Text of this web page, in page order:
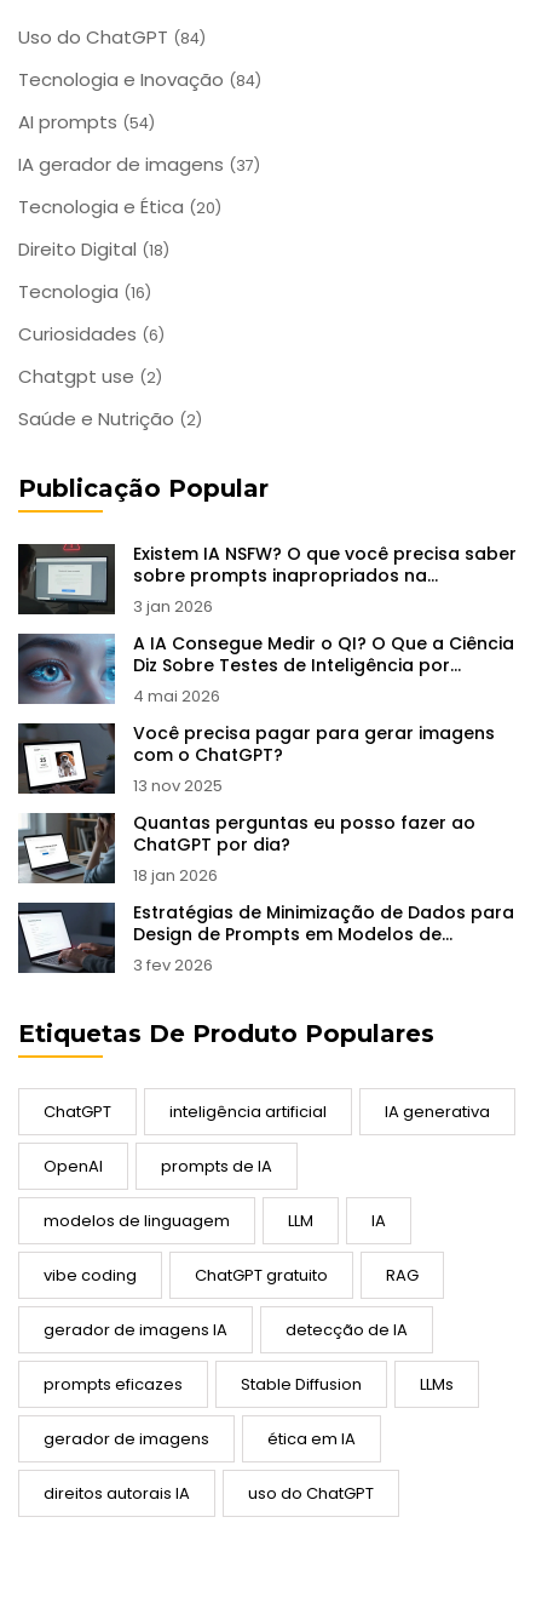
Uso do ChatGPT (84)
Tecnologia e Inovação (84)
AI prompts (54)
IA gerador de imagens (37)
Tecnologia e Ética (20)
Direito Digital (18)
Tecnologia (16)
Curiosidades (6)
Chatgpt use (2)
Saúde e Nutrição (2)
Publicação Popular
Existem IA NSFW? O que você precisa saber
sobre prompts inapropriados na
inteligência artificial
3 jan 2026
A IA Consegue Medir o QI? O Que a Ciência
Diz Sobre Testes de Inteligência por
Algoritmos
4 mai 2026
Você precisa pagar para gerar imagens
com o ChatGPT?
13 nov 2025
Quantas perguntas eu posso fazer ao
ChatGPT por dia?
18 jan 2026
Estratégias de Minimização de Dados para
Design de Prompts em Modelos de
Linguagem de Grande Porte
3 fev 2026
Etiquetas De Produto Populares
ChatGPT inteligência artificial IA generativa
OpenAI prompts de IA
modelos de linguagem LLM IA
vibe coding ChatGPT gratuito RAG
gerador de imagens IA detecção de IA
prompts eficazes Stable Diffusion LLMs
gerador de imagens ética em IA
direitos autorais IA uso do ChatGPT